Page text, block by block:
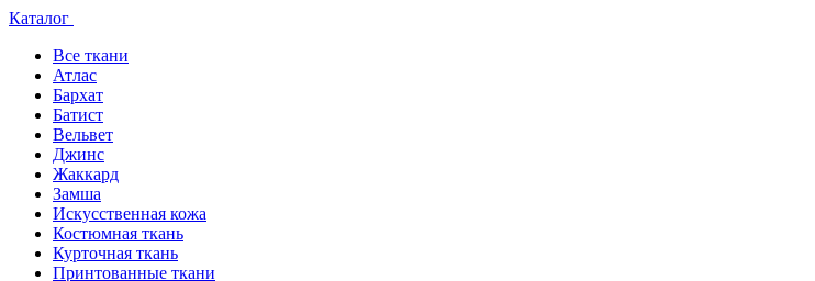
Каталог
Все ткани
Атлас
Бархат
Батист
Вельвет
Джинс
Жаккард
Замша
Искусственная кожа
Костюмная ткань
Курточная ткань
Принтованные ткани